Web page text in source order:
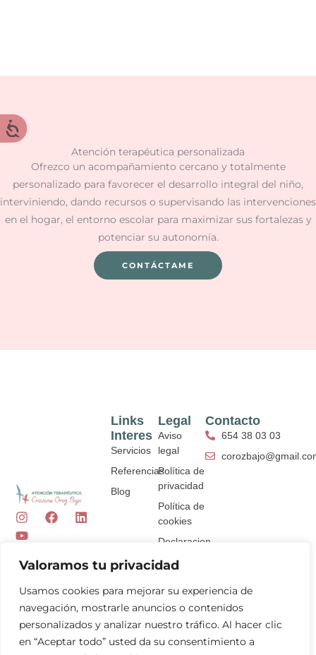
Valoramos tu privacidad
Usamos cookies para mejorar su experiencia de
navegación, mostrarle anuncios o contenidos
personalizados y analizar nuestro tráfico. Al hacer clic
en “Aceptar todo” usted da su consentimiento a
Atención terapéutica personalizada
Ofrezco un acompañamiento cercano y totalmente
personalizado para favorecer el desarrollo integral del niño,
interviniendo, dando recursos o supervisando las intervenciones
en el hogar, el entorno escolar para maximizar sus fortalezas y
potenciar su autonomía.
CONTÁCTAME
I
n
s
a
r
a
F
b
o
k
L
e
i
n
Y
o
u
u
e
Legal
Aviso
legal
Política de
privacidad
Política de
cookies
Declaracion
accesibilidad
Links
Interes
Servicios
Referencias
Blog
Contacto
654 38 03 03